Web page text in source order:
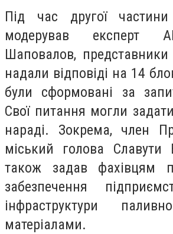
Під час другої
модерував експерт
Шаповалов, представники
надали відповіді на 14
були сформовані за
Свої питання могли
нараді. Зокрема, член
міський голова Славути
також задав фахівцям
забезпечення
інфраструктури
матеріалами.